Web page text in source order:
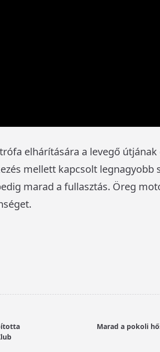
elhárítására a levegő útjának
mellett kapcsolt legnagyobb
marad a fullasztás. Öreg
Marad a pokoli